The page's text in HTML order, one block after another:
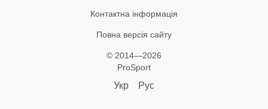
Контактна інформація
Повна версія сайту
© 2014—2026
ProSport
Укр Рус